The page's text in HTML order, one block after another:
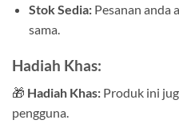
Stok Sedia:Pesanan anda
sama.
Hadiah Khas:
🎁 Hadiah Khas: Produk ini
pengguna.